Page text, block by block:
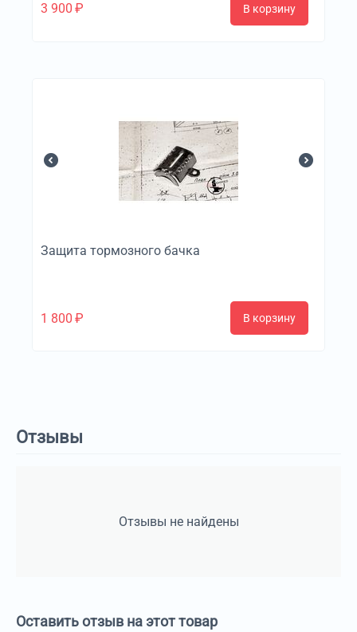
3 900 ₽ В корзину
Защита тормозного бачка
1 800 ₽ В корзину
Отзывы
Отзывы не найдены
Оставить отзыв на этот товар